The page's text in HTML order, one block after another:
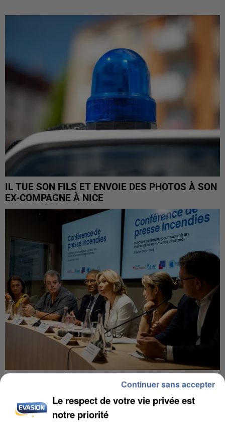
IL TUE SON FILS ET ENVOIE DES PHOTOS À SON
EX-COMPAGNE À NICE
INCENDIES : L’ÎLE-DE-FRANCE LANCE UN ÉLAN
Le respect de votre vie privée est
notre priorité
Continuer sans accepter